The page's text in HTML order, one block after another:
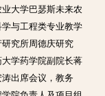
大学巴瑟斯未来农
与工程类专业教学
究所周德庆研究
学药学院副院长蒋
出席会议，教务